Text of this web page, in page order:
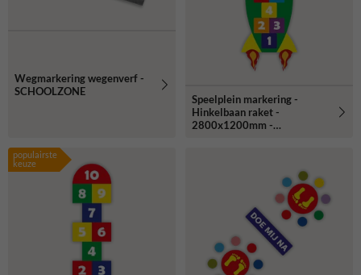
Wegmarkering wegenverf -
SCHOOLZONE
Speelplein markering -
Hinkelbaan raket -
2800x1200mm -
populairste
keuze